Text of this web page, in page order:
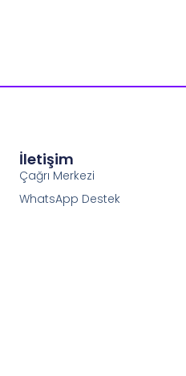
İletişim
Çağrı Merkezi
WhatsApp Destek